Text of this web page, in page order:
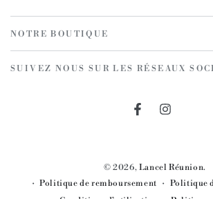
NOTRE BOUTIQUE
SUIVEZ NOUS SUR LES RÉSEAUX
FacebookInstagram
© 2026, Lancel Réunion.
Politique de remboursement
Politique